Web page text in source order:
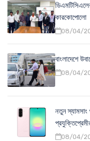
কারকোপোলো
08/04/
বাংলাদেশে
08/04/
নতুন স্যামসাং
08/04/